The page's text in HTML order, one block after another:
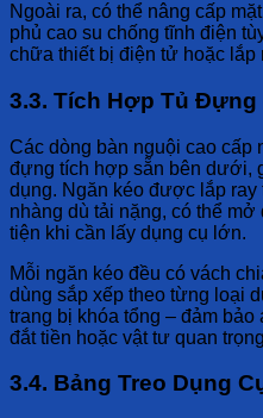
Ngoài ra, có thể nâng cấp
phủ cao su chống tĩnh điện
chữa thiết bị điện tử hoặc lắp
3.3. Tích Hợp Tủ
Các dòng bàn nguội cao cấp
đựng tích hợp sẵn bên dưới,
dụng. Ngăn kéo được lắp
nhàng dù tải nặng, có thể
tiện khi cần lấy dụng cụ lớn.
Mỗi ngăn kéo đều có vách
dùng sắp xếp theo từng loại
trang bị khóa tổng – đảm bảo
đắt tiền hoặc vật tư quan
3.4. Bảng Treo Dụng